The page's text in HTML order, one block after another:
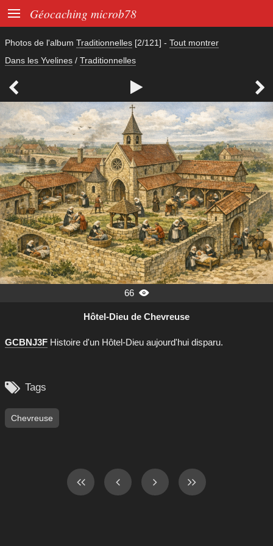
 Géocaching microb78
Photos de l'album Traditionnelles [2/121] - Tout montrer
Dans les Yvelines / Traditionnelles
  
66 
Hôtel-Dieu de Chevreuse
GCBNJ3F Histoire d'un Hôtel-Dieu aujourd'hui disparu.
 Tags
Chevreuse